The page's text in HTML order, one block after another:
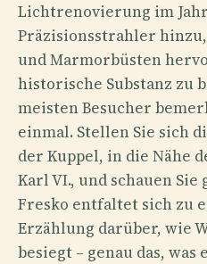
Lichtrenovierung im
Präzisionsstrahler
und Marmorbüsten
historische Substanz zu
meisten Besucher
einmal. Stellen Sie sich
der Kuppel, in die Nähe
Karl VI., und schauen Sie
Fresko entfaltet sich zu
Erzählung darüber, wie
besiegt – genau das,